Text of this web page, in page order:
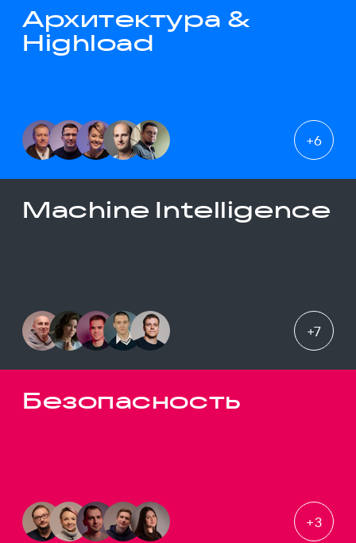
Архитектура &
Highload
+6
Machine Intelligence
+7
Безопасность
+3